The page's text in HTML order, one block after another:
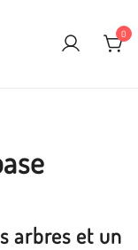
0
arbres et un